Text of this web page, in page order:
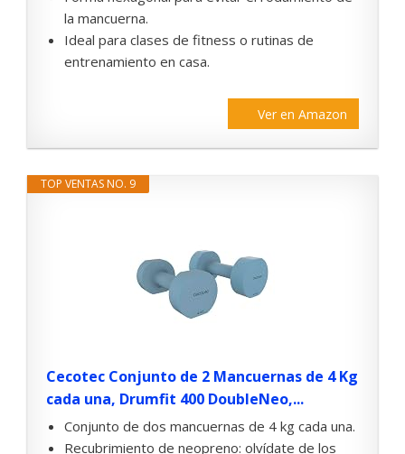
la mancuerna.
Ideal para clases de fitness o rutinas de
entrenamiento en casa.
Ver en Amazon
TOP VENTAS NO. 9
Cecotec Conjunto de 2 Mancuernas de 4 Kg
cada una, Drumfit 400 DoubleNeo,...
Conjunto de dos mancuernas de 4 kg cada una.
Recubrimiento de neopreno: olvídate de los